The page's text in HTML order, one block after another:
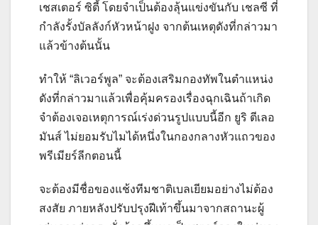
เชสเตอร์ ซิตี้ โดยจำเป็นต้องลุ้นแข่งขันกับ เชลซี ที่
กำลังรั้งบัลลังก์หัวหน้าฝูง จากต้นเหตุดังที่กล่าวมา
แล้วข้างต้นนั้น
ทำให้ “ลิเวอร์พูล” จะต้องเสริมกองทัพในตำแหน่ง
ดังที่กล่าวมาแล้วเพื่อคุ้มครองเรื่องฉุกเฉินถ้าเกิด
จำต้องเจอเหตุการณ์เร่งด่วนรูปแบบนี้อีก ยูริ ตีเลอ
มันส์ ไม่ยอมรับไมได้หนึ่งในกองกลางหัวแถวของ
พรีเมียร์ลีกตอนนี้
จะต้องมีชื่อของแช้งทีมชาติเบลเยียมอย่างไม่ต้อง
สงสัย ภายหลังปรับปรุงฝีเท้าขึ้นมาจากสถานะผู้